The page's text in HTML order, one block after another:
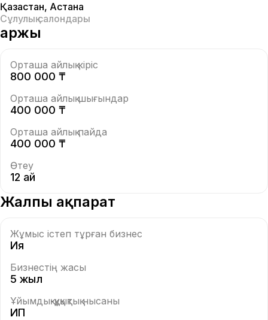
Қазақстан, Астана
Сұлулық салондары
Қаржы
Орташа айлық кіріс
800 000 ₸
Орташа айлық шығындар
400 000 ₸
Орташа айлық пайда
400 000 ₸
Өтеу
12 ай
Жалпы ақпарат
Жұмыс істеп тұрған бизнес
Ия
Бизнестің жасы
5 жыл
Ұйымдық-құқықтық нысаны
ИП